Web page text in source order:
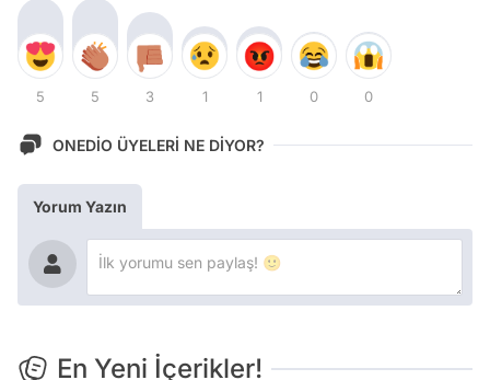
5 5 3 1 1 0 0
ONEDİO ÜYELERİ NE DİYOR?
Yorum Yazın
En Yeni İçerikler!